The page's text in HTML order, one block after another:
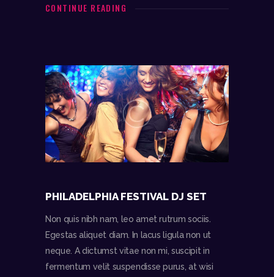
CONTINUE READING
PHILADELPHIA FESTIVAL DJ SET
Non quis nibh nam, leo amet rutrum sociis.
Egestas aliquet diam. In lacus ligula non ut
neque. A dictumst vitae non mi, suscipit in
fermentum velit suspendisse purus, at wisi